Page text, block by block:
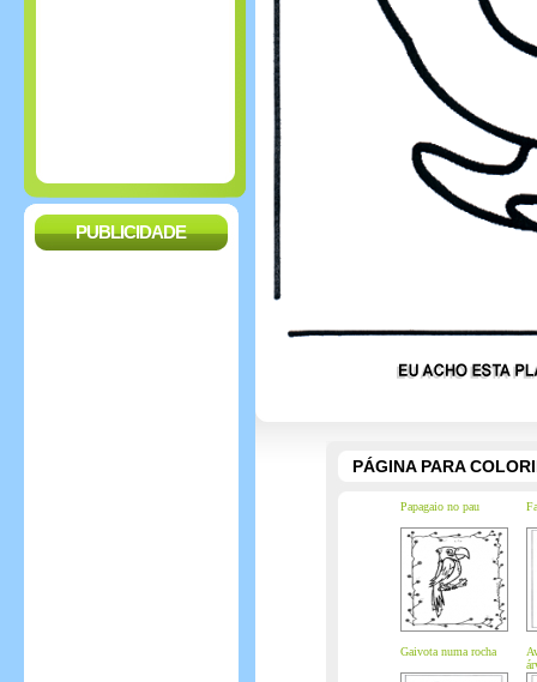
PUBLICIDADE
PÁGINA PARA
Papagaio no pau
Gaivota numa rocha